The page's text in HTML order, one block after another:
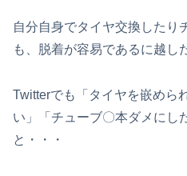
自分自身でタイヤ交換したり
も、脱着が容易であるに越し
Twitterでも「タイヤを嵌めら
い」「チューブ〇本ダメにし
と・・・